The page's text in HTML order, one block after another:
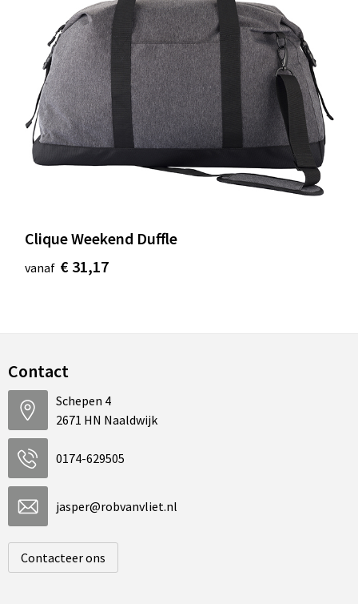
Clique Weekend Duffle
vanaf € 31,17
Contact
Schepen 4
2671 HN Naaldwijk
0174-629505
jasper@robvanvliet.nl
Contacteer ons